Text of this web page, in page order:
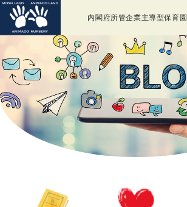
内閣府所管企業主導型保育園